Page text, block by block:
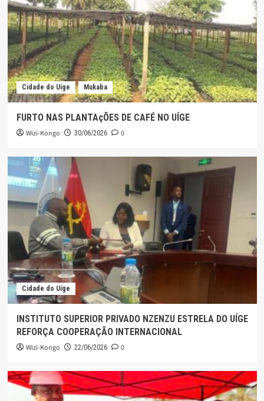
Cidade do Uíge Mukaba
FURTO NAS PLANTAçÕES DE CAFÉ NO UÍGE
Wizi-Kongo 30/06/2026 0
Cidade do Uíge
INSTITUTO SUPERIOR PRIVADO NZENZU ESTRELA DO UÍGE
REFORÇA COOPERAÇÃO INTERNACIONAL
Wizi-Kongo 22/06/2026 0